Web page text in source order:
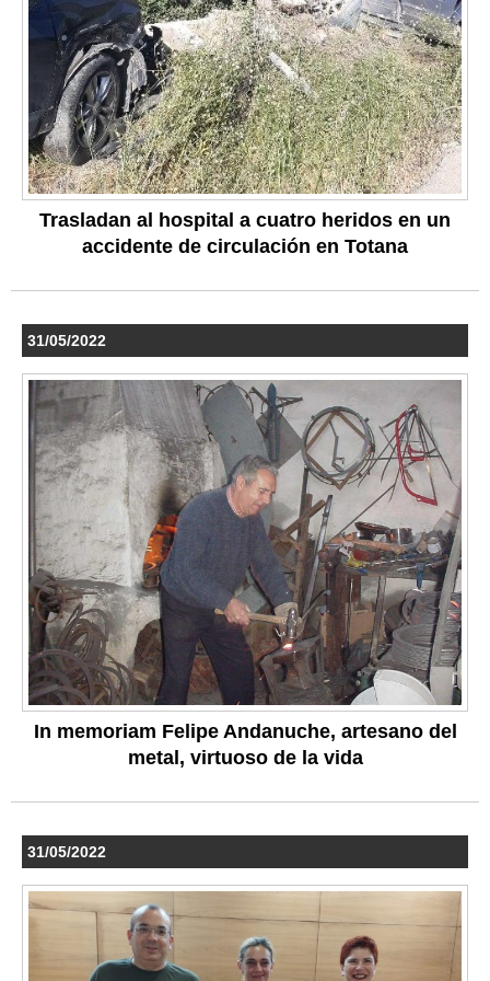
Trasladan al hospital a cuatro heridos en un
accidente de circulación en Totana
31/05/2022
In memoriam Felipe Andanuche, artesano del
metal, virtuoso de la vida
31/05/2022